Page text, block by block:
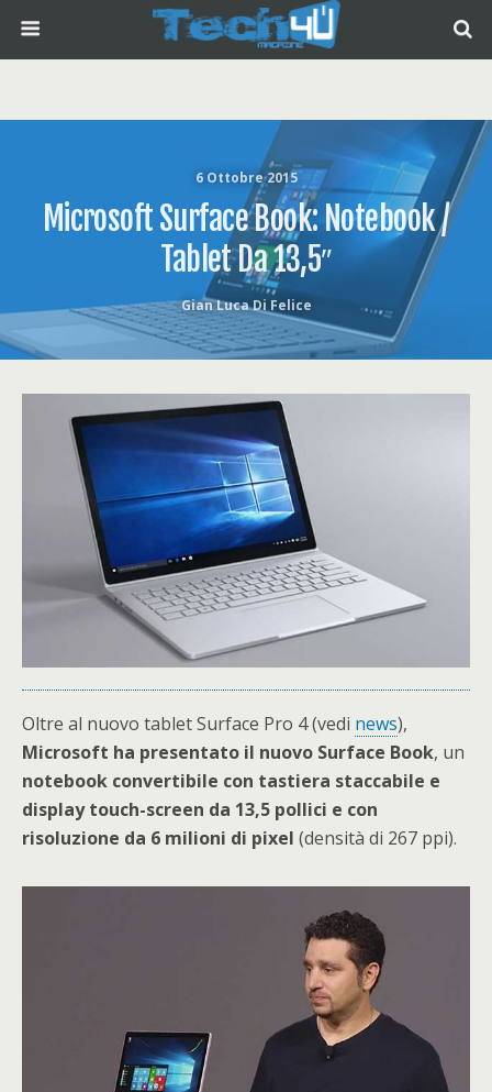
6 Ottobre 2015
Microsoft Surface Book: Notebook /
Tablet Da 13,5″
Gian Luca Di Felice
Oltre al nuovo tablet Surface Pro 4 (vedi news),
Microsoft ha presentato il nuovo Surface Book, un
notebook convertibile con tastiera staccabile e
display touch-screen da 13,5 pollici e con
risoluzione da 6 milioni di pixel (densità di 267 ppi).